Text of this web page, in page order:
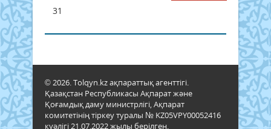
31
© 2026. Tolqyn.kz ақпараттық агенттігі.
Қазақстан Республикасы Ақпарат және
Қоғамдық даму министрлігі, Ақпарат
комитетінің тіркеу туралы № KZ05VPY00052416
куәлігі 21.07.2022 жылы берілген.